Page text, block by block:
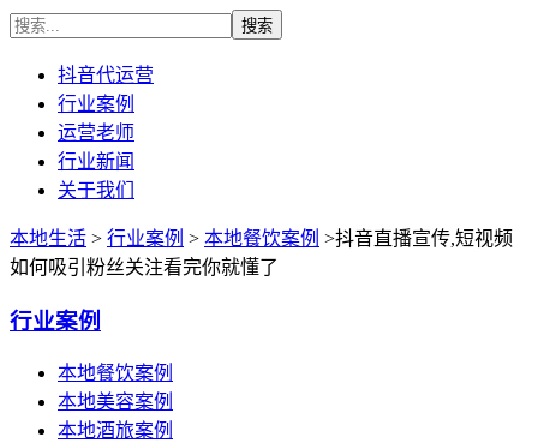
抖音代运营
行业案例
运营老师
行业新闻
关于我们
本地生活 > 行业案例 > 本地餐饮案例 >抖音直播宣传,短视频
如何吸引粉丝关注看完你就懂了
行业案例
本地餐饮案例
本地美容案例
本地酒旅案例